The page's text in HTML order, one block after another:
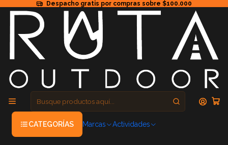
Despacho gratis por compras sobre $100.000
CATEGORÍAS Marcas Actividades